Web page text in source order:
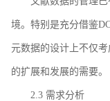
境。特别是充分借鉴
元数据的设计上不仅
的扩展和发展的需要。
2.3 需求分析